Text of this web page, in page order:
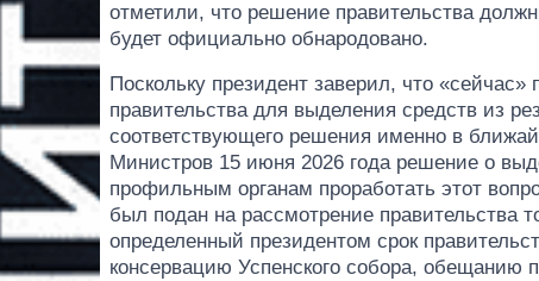
отметили, что решение правительства
будет официально обнародовано.
Поскольку президент заверил, что
правительства для выделения средств из
соответствующего решения именно в
Министров 15 июня 2026 года решение о
профильным органам проработать этот
был подан на рассмотрение правительства
определенный президентом срок
консервацию Успенского собора, обещанию